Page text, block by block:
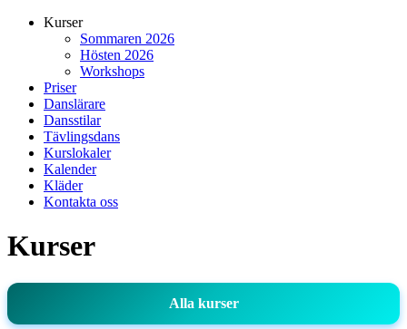
Kurser
Sommaren 2026
Hösten 2026
Workshops
Priser
Danslärare
Dansstilar
Tävlingsdans
Kurslokaler
Kalender
Kläder
Kontakta oss
Kurser
Alla kurser